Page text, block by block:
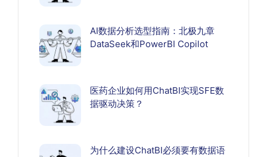
AI数据分析选型指南：北极九章
DataSeek和PowerBI Copilot
医药企业如何用ChatBI实现SFE数
据驱动决策？
为什么建设ChatBI必须要有数据语